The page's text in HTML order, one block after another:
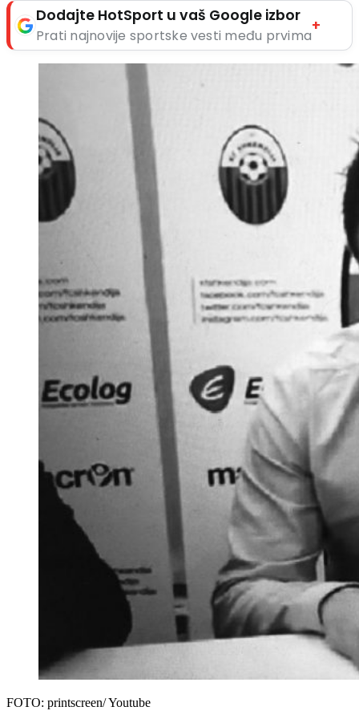
Dodajte HotSport u vaš Google izbor
Prati najnovije sportske vesti među prvima
+
FOTO: printscreen/ Youtube